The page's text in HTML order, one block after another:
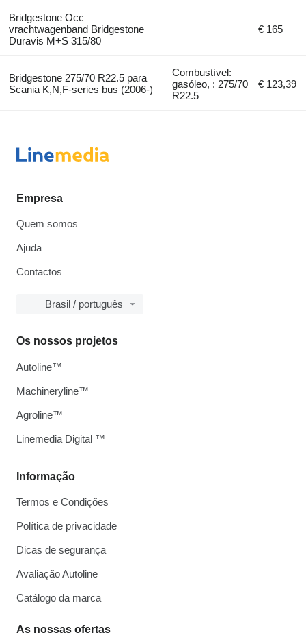
Bridgestone Occ
vrachtwagenband Bridgestone
Duravis M+S 315/80
€ 165
Bridgestone 275/70 R22.5 para
Scania K,N,F-series bus (2006-)
Combustível:
gasóleo, : 275/70
R22.5
€ 123,39
Empresa
Quem somos
Ajuda
Contactos
Brasil / português
Informação
Termos e Condições
Política de privacidade
Dicas de segurança
Avaliação Autoline
Catálogo da marca
As nossas ofertas
Os nossos projetos
Autoline™
Machineryline™
Agroline™
Linemedia Digital ™